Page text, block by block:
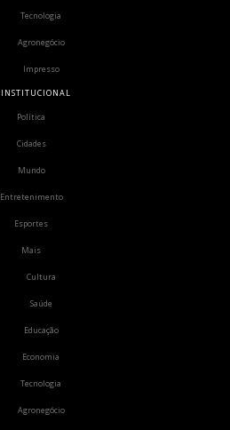
Tecnologia
Agronegócio
Impresso
INSTITUCIONAL
Política
Cidades
Mundo
Entretenimento
Esportes
Mais
Cultura
Saúde
Educação
Economia
Tecnologia
Agronegócio